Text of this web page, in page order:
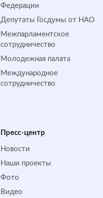
Федерации
Депутаты Госдумы от НАО
Межпарламентское
сотрудничество
Молодежная палата
Международное
сотрудничество
Пресс-центр
Новости
Наши проекты
Фото
Видео